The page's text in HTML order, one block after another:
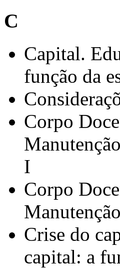
C
Capital.
função da
Corpo
I
Corpo
Crise do
capital: a